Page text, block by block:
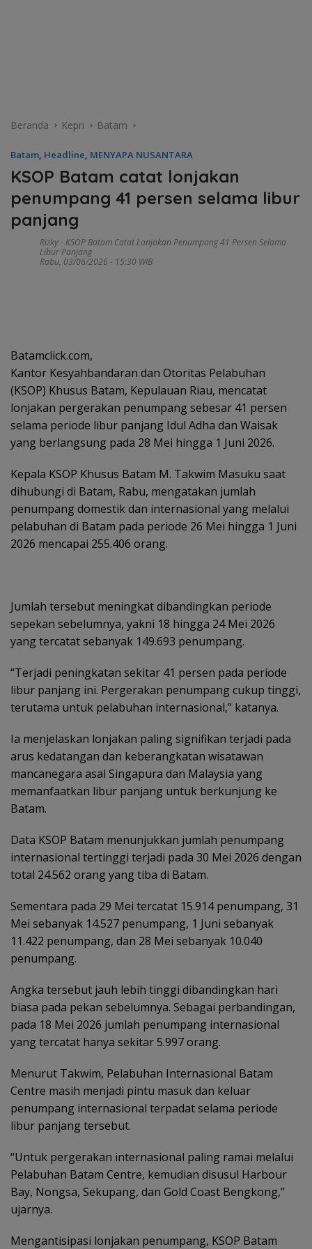
Beranda Kepri Batam
Batam, Headline, MENYAPA NUSANTARA
KSOP Batam catat lonjakan
penumpang 41 persen selama libur
panjang
Rizky- KSOP Batam Catat Lonjakan Penumpang 41 Persen Selama
Libur Panjang
Rabu, 03/06/2026 - 15:30 WIB
Batamclick.com,
Kantor Kesyahbandaran dan Otoritas Pelabuhan
(KSOP) Khusus Batam, Kepulauan Riau, mencatat
lonjakan pergerakan penumpang sebesar 41 persen
selama periode libur panjang Idul Adha dan Waisak
yang berlangsung pada 28 Mei hingga 1 Juni 2026.
Kepala KSOP Khusus Batam M. Takwim Masuku saat
dihubungi di Batam, Rabu, mengatakan jumlah
penumpang domestik dan internasional yang melalui
pelabuhan di Batam pada periode 26 Mei hingga 1 Juni
2026 mencapai 255.406 orang.
Jumlah tersebut meningkat dibandingkan periode
sepekan sebelumnya, yakni 18 hingga 24 Mei 2026
yang tercatat sebanyak 149.693 penumpang.
“Terjadi peningkatan sekitar 41 persen pada periode
libur panjang ini. Pergerakan penumpang cukup tinggi,
terutama untuk pelabuhan internasional,” katanya.
Ia menjelaskan lonjakan paling signifikan terjadi pada
arus kedatangan dan keberangkatan wisatawan
mancanegara asal Singapura dan Malaysia yang
memanfaatkan libur panjang untuk berkunjung ke
Batam.
Data KSOP Batam menunjukkan jumlah penumpang
internasional tertinggi terjadi pada 30 Mei 2026 dengan
total 24.562 orang yang tiba di Batam.
Sementara pada 29 Mei tercatat 15.914 penumpang, 31
Mei sebanyak 14.527 penumpang, 1 Juni sebanyak
11.422 penumpang, dan 28 Mei sebanyak 10.040
penumpang.
Angka tersebut jauh lebih tinggi dibandingkan hari
biasa pada pekan sebelumnya. Sebagai perbandingan,
pada 18 Mei 2026 jumlah penumpang internasional
yang tercatat hanya sekitar 5.997 orang.
Menurut Takwim, Pelabuhan Internasional Batam
Centre masih menjadi pintu masuk dan keluar
penumpang internasional terpadat selama periode
libur panjang tersebut.
“Untuk pergerakan internasional paling ramai melalui
Pelabuhan Batam Centre, kemudian disusul Harbour
Bay, Nongsa, Sekupang, dan Gold Coast Bengkong,”
ujarnya.
Mengantisipasi lonjakan penumpang, KSOP Batam